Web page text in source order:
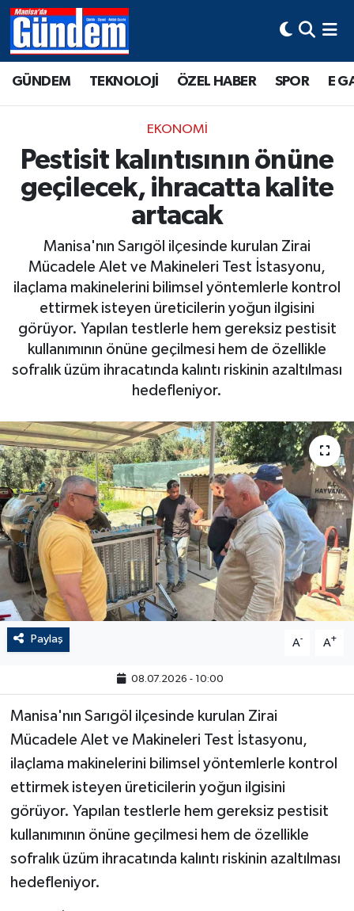
GÜNDEM TEKNOLOJİ ÖZEL HABER SPOR E
EKONOMİ
Pestisit kalıntısının önüne
geçilecek, ihracatta kalite
artacak
Manisa'nın Sarıgöl ilçesinde kurulan Zirai
Mücadele Alet ve Makineleri Test İstasyonu,
ilaçlama makinelerini bilimsel yöntemlerle kontrol
ettirmek isteyen üreticilerin yoğun ilgisini
görüyor. Yapılan testlerle hem gereksiz pestisit
kullanımının önüne geçilmesi hem de özellikle
sofralık üzüm ihracatında kalıntı riskinin azaltılması
hedefleniyor.
Paylaş A- A+
08.07.2026 - 10:00
Manisa'nın Sarıgöl ilçesinde kurulan Zirai
Mücadele Alet ve Makineleri Test İstasyonu,
ilaçlama makinelerini bilimsel yöntemlerle kontrol
ettirmek isteyen üreticilerin yoğun ilgisini
görüyor. Yapılan testlerle hem gereksiz pestisit
kullanımının önüne geçilmesi hem de özellikle
sofralık üzüm ihracatında kalıntı riskinin azaltılması
hedefleniyor.
Manisa Hava Durumu
Tüm Manşetler
Son Dakika Haberleri
Haber Arşivi